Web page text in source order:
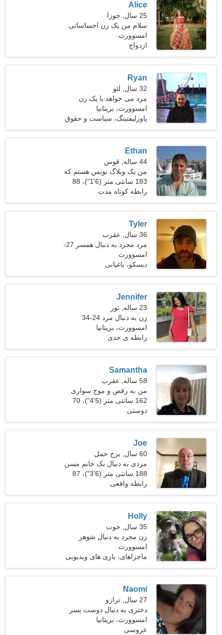
Alice
25 سال, جوزا
سلام من یک زن احساساتی
هستم
امسوورث
ازدواج
Ryan
32 سال, لئو
مرد می خواهد با یک زن
ملاقات کند
امسوورث، بریتانیا
پاورلیفتینگ، سیاست و حقوق
Ethan
44 ساله, قوس
من یک وبلاگ نویس هستم که
به دنبال یک زن پرشور هستم
183 سانتی متر (6'1")، 88
کیلوگرم (194 پوند)
رابطه کوتاه مدت
Tyler
36 سال, عقرب
مرد مجرد به دنبال همسر 27-
32
امسوورث
دیسکو، باغبانی
Jennifer
23 ساله, ثور
زن به دنبال مرد 24-34
امسوورث، بریتانیا
رابطه ی جدی
Samantha
58 ساله, عقرب
من به رقص و موج سواری
علاقه دارم
162 سانتی متر (5'4")، 70
کیلوگرم (154 پوند)
دوستی
Joe
60 سال, برج حمل
مردی به دنبال یک خانم مسن
188 سانتی متر (6'3")، 87
کیلوگرم (191 پوند)
رابطه واقعی
Holly
35 سال, حوت
زن مجرد به دنبال شوهر
امسوورث
ماجراهای، بازی های ویدیویی
Naomi
27 سال, ترازو
دختری به دنبال دوست پسر
امسوورث، بریتانیا
عروسی